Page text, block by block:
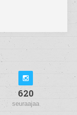
620
seuraajaa